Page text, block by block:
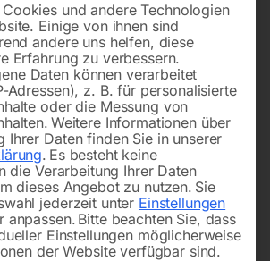
und andere Technologien
Einige von ihnen sind
andere uns helfen, diese
Erfahrung zu verbessern.
Daten können verarbeitet
Adressen), z. B. für personalisierte
oder die Messung von
Weitere Informationen über
Ihrer Daten finden Sie in unserer
. Es besteht keine
die Verarbeitung Ihrer Daten
dieses Angebot zu nutzen. Sie
jederzeit unter Einstellungen
anpassen. Bitte beachten Sie, dass
Einstellungen möglicherweise
der Website verfügbar sind.